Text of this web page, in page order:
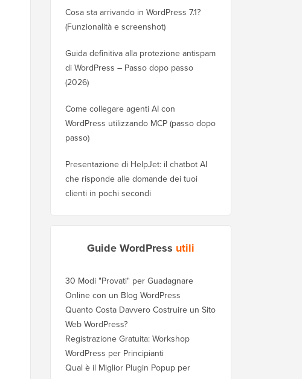
Cosa sta arrivando in WordPress 7.1?
(Funzionalità e screenshot)
Guida definitiva alla protezione antispam
di WordPress – Passo dopo passo
(2026)
Come collegare agenti AI con
WordPress utilizzando MCP (passo dopo
passo)
Presentazione di HelpJet: il chatbot AI
che risponde alle domande dei tuoi
clienti in pochi secondi
Guide WordPress utili
30 Modi "Provati" per Guadagnare
Online con un Blog WordPress
Quanto Costa Davvero Costruire un Sito
Web WordPress?
Registrazione Gratuita: Workshop
WordPress per Principianti
Qual è il Miglior Plugin Popup per